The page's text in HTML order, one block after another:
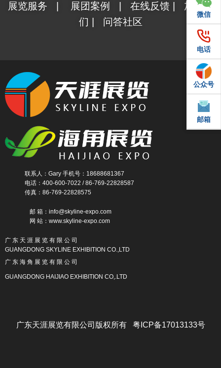
微信
电话
QQ
邮箱
微信
电话
公众号
邮箱
展览服务 展团案例 在线反馈| 加入我
们
问答社区
联系人：Gary 手机号：18688681367
电话：400-600-7022 / 86-769-22828587
传真：86-769-22828575
邮 箱：info@skyline-expo.com
网 站：www.skyline-expo.com
广 东 天 涯 展 览 有 限 公 司
GUANGDONG SKYLINE EXHIBITION CO.,LTD
广 东 海 角 展 览 有 限 公 司
GUANGDONG HAIJIAO EXHIBITION CO,.LTD
广东天涯展览有限公司版权所有 粤ICP备17013133号